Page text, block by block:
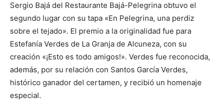
Sergio Bajá del Restaurante Bajá-Pelegrina obtuvo el
segundo lugar con su tapa «En Pelegrina, una perdiz
sobre el tejado». El premio a la originalidad fue para
Estefanía Verdes de La Granja de Alcuneza, con su
creación «¡Esto es todo amigos!». Verdes fue reconocida,
además, por su relación con Santos García Verdes,
histórico ganador del certamen, y recibió un homenaje
especial.